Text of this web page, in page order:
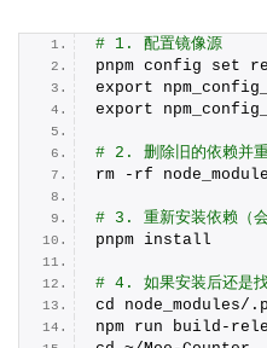
# 1. 配置镜像源
pnpm config set
export
export
# 2. 删除旧的依赖并重
rm -rf
# 3. 重新安装依赖
pnpm install
# 4. 如果安装后还是
cd
npm run build-